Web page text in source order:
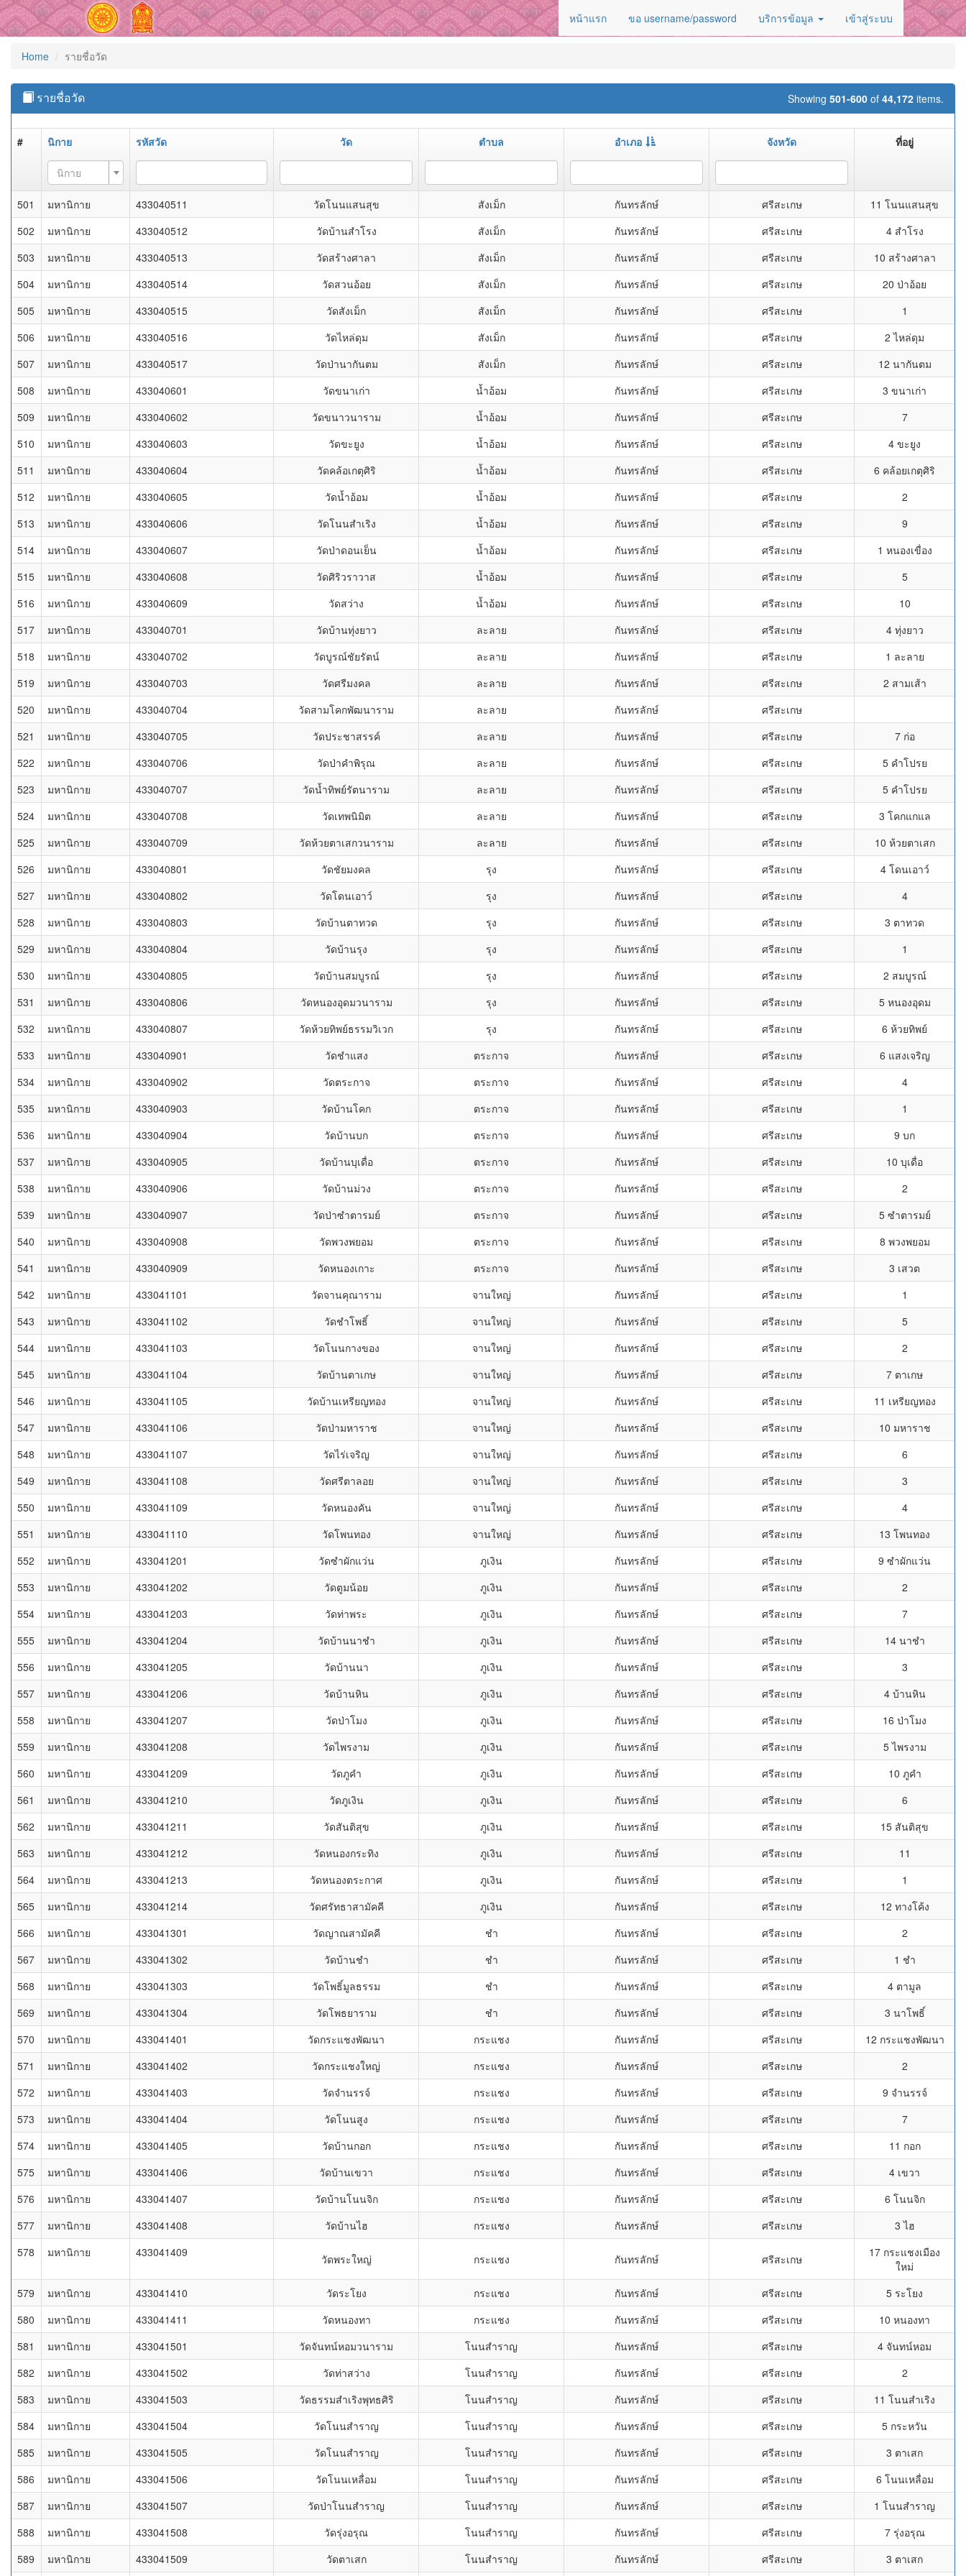
หน้าแรก ขอ username/password บริการข้อมูล เข้าสู่ระบบ
Home รายชื่อวัด
Showing 501-600 of 44,172 items.
รายชื่อวัด
# นิกาย รหัสวัด วัด ตำบล อำเภอ จังหวัด ที่อยู่
นิกาย
501 มหานิกาย 433040511 วัดโนนแสนสุข สังเม็ก กันทรลักษ์ ศรีสะเกษ
11 โนนแสนสุข
502
มหานิกาย 433040512 วัดบ้านสำโรง สังเม็ก กันทรลักษ์ ศรีสะเกษ
4 สำโรง
503
มหานิกาย 433040513 วัดสร้างศาลา สังเม็ก กันทรลักษ์ ศรีสะเกษ
10 สร้างศาลา
504
มหานิกาย 433040514 วัดสวนอ้อย สังเม็ก กันทรลักษ์ ศรีสะเกษ
20 ป่าอ้อย
505
มหานิกาย 433040515 วัดสังเม็ก สังเม็ก กันทรลักษ์ ศรีสะเกษ
1
506
มหานิกาย 433040516 วัดไหล่ดุม สังเม็ก กันทรลักษ์ ศรีสะเกษ
2 ไหล่ดุม
507
มหานิกาย 433040517 วัดป่านากันตม สังเม็ก กันทรลักษ์ ศรีสะเกษ
12 นากันตม
508
มหานิกาย 433040601 วัดขนาเก่า น้ำอ้อม กันทรลักษ์ ศรีสะเกษ
3 ขนาเก่า
509
มหานิกาย 433040602 วัดขนาวนาราม น้ำอ้อม กันทรลักษ์ ศรีสะเกษ
7
510
มหานิกาย 433040603 วัดขะยูง น้ำอ้อม กันทรลักษ์ ศรีสะเกษ
4 ขะยูง
511
มหานิกาย 433040604 วัดคล้อเกตุศิริ น้ำอ้อม กันทรลักษ์ ศรีสะเกษ
6 คล้อยเกตุศิริ
512
มหานิกาย 433040605 วัดน้ำอ้อม น้ำอ้อม กันทรลักษ์ ศรีสะเกษ
2
513
มหานิกาย 433040606 วัดโนนสำเริง น้ำอ้อม กันทรลักษ์ ศรีสะเกษ
9
514
มหานิกาย 433040607 วัดป่าดอนเย็น น้ำอ้อม กันทรลักษ์ ศรีสะเกษ
1 หนองเขื่อง
515
มหานิกาย 433040608 วัดศิริวราวาส น้ำอ้อม กันทรลักษ์ ศรีสะเกษ
5
516
มหานิกาย 433040609 วัดสว่าง น้ำอ้อม กันทรลักษ์ ศรีสะเกษ
10
517
มหานิกาย 433040701 วัดบ้านทุ่งยาว ละลาย กันทรลักษ์ ศรีสะเกษ
4 ทุ่งยาว
518
มหานิกาย 433040702 วัดบูรณ์ชัยรัตน์ ละลาย กันทรลักษ์ ศรีสะเกษ
1 ละลาย
519
มหานิกาย 433040703 วัดศรีมงคล ละลาย กันทรลักษ์ ศรีสะเกษ
2 สามเส้า
520
มหานิกาย 433040704 วัดสามโคกพัฒนาราม ละลาย กันทรลักษ์
ศรีสะเกษ
521
มหานิกาย 433040705 วัดประชาสรรค์ ละลาย กันทรลักษ์ ศรีสะเกษ
7 ก่อ
522
มหานิกาย 433040706 วัดป่าคำพิรุณ ละลาย กันทรลักษ์ ศรีสะเกษ
5 คำโปรย
523
มหานิกาย 433040707 วัดน้ำทิพย์รัตนาราม ละลาย กันทรลักษ์ ศรีสะเกษ
5 คำโปรย
524
มหานิกาย 433040708 วัดเทพนิมิต ละลาย กันทรลักษ์ ศรีสะเกษ
3 โคกแกแล
525
มหานิกาย 433040709 วัดห้วยตาเสกวนาราม ละลาย กันทรลักษ์ ศรีสะเกษ
10 ห้วยตาเสก
526
มหานิกาย 433040801 วัดชัยมงคล รุง กันทรลักษ์ ศรีสะเกษ
4 โดนเอาว์
527
มหานิกาย 433040802 วัดโดนเอาว์ รุง กันทรลักษ์ ศรีสะเกษ
4
528
มหานิกาย 433040803 วัดบ้านตาทวด รุง กันทรลักษ์ ศรีสะเกษ
3 ตาทวด
529
มหานิกาย 433040804 วัดบ้านรุง รุง กันทรลักษ์ ศรีสะเกษ
1
530
มหานิกาย 433040805 วัดบ้านสมบูรณ์ รุง กันทรลักษ์ ศรีสะเกษ
2 สมบูรณ์
531
มหานิกาย 433040806 วัดหนองอุดมวนาราม รุง กันทรลักษ์ ศรีสะเกษ
5 หนองอุดม
532
มหานิกาย 433040807 วัดห้วยทิพย์ธรรมวิเวก รุง กันทรลักษ์ ศรีสะเกษ
6 ห้วยทิพย์
533
มหานิกาย 433040901 วัดชำแสง ตระกาจ กันทรลักษ์ ศรีสะเกษ
6 แสงเจริญ
534
มหานิกาย 433040902 วัดตระกาจ ตระกาจ กันทรลักษ์ ศรีสะเกษ
4
535
มหานิกาย 433040903 วัดบ้านโคก ตระกาจ กันทรลักษ์ ศรีสะเกษ
1
536
มหานิกาย 433040904 วัดบ้านบก ตระกาจ กันทรลักษ์ ศรีสะเกษ
9 บก
537
มหานิกาย 433040905 วัดบ้านบุเดื่อ ตระกาจ กันทรลักษ์ ศรีสะเกษ
10 บุเดื่อ
538
มหานิกาย 433040906 วัดบ้านม่วง ตระกาจ กันทรลักษ์ ศรีสะเกษ
2
539
มหานิกาย 433040907 วัดป่าซำตารมย์ ตระกาจ กันทรลักษ์ ศรีสะเกษ
5 ซำตารมย์
540
มหานิกาย 433040908 วัดพวงพยอม ตระกาจ กันทรลักษ์ ศรีสะเกษ
8 พวงพยอม
541
มหานิกาย 433040909 วัดหนองเกาะ ตระกาจ กันทรลักษ์ ศรีสะเกษ
3 เสวต
542
มหานิกาย 433041101 วัดจานคุณาราม จานใหญ่ กันทรลักษ์ ศรีสะเกษ
1
543
มหานิกาย 433041102 วัดชำโพธิ์ จานใหญ่ กันทรลักษ์ ศรีสะเกษ
5
544
มหานิกาย 433041103 วัดโนนกางของ จานใหญ่ กันทรลักษ์ ศรีสะเกษ
2
545
มหานิกาย 433041104 วัดบ้านตาเกษ จานใหญ่ กันทรลักษ์ ศรีสะเกษ
7 ตาเกษ
546
มหานิกาย 433041105 วัดบ้านเหรียญทอง จานใหญ่ กันทรลักษ์ ศรีสะเกษ
11 เหรียญทอง
547
มหานิกาย 433041106 วัดป่ามหาราช จานใหญ่ กันทรลักษ์ ศรีสะเกษ
10 มหาราช
548
มหานิกาย 433041107 วัดไร่เจริญ จานใหญ่ กันทรลักษ์ ศรีสะเกษ
6
549
มหานิกาย 433041108 วัดศรีตาลอย จานใหญ่ กันทรลักษ์ ศรีสะเกษ
3
550
มหานิกาย 433041109 วัดหนองคัน จานใหญ่ กันทรลักษ์ ศรีสะเกษ
4
551
มหานิกาย 433041110 วัดโพนทอง จานใหญ่ กันทรลักษ์ ศรีสะเกษ
13 โพนทอง
552
มหานิกาย 433041201 วัดซำผักแว่น ภูเงิน กันทรลักษ์ ศรีสะเกษ
9 ซำผักแว่น
553
มหานิกาย 433041202 วัดตูมน้อย ภูเงิน กันทรลักษ์ ศรีสะเกษ
2
554
มหานิกาย 433041203 วัดท่าพระ ภูเงิน กันทรลักษ์ ศรีสะเกษ
7
555
มหานิกาย 433041204 วัดบ้านนาชำ ภูเงิน กันทรลักษ์ ศรีสะเกษ
14 นาชำ
556
มหานิกาย 433041205 วัดบ้านนา ภูเงิน กันทรลักษ์ ศรีสะเกษ
3
557
มหานิกาย 433041206 วัดบ้านหิน ภูเงิน กันทรลักษ์ ศรีสะเกษ
4 บ้านหิน
558
มหานิกาย 433041207 วัดป่าโมง ภูเงิน กันทรลักษ์ ศรีสะเกษ
16 ป่าโมง
559
มหานิกาย 433041208 วัดไพรงาม ภูเงิน กันทรลักษ์ ศรีสะเกษ
5 ไพรงาม
560
มหานิกาย 433041209 วัดภูคำ ภูเงิน กันทรลักษ์ ศรีสะเกษ
10 ภูคำ
561
มหานิกาย 433041210 วัดภูเงิน ภูเงิน กันทรลักษ์ ศรีสะเกษ
6
562
มหานิกาย 433041211 วัดสันติสุข ภูเงิน กันทรลักษ์ ศรีสะเกษ
15 สันติสุข
563
มหานิกาย 433041212 วัดหนองกระทิง ภูเงิน กันทรลักษ์ ศรีสะเกษ
11
564
มหานิกาย 433041213 วัดหนองตระกาศ ภูเงิน กันทรลักษ์ ศรีสะเกษ
1
565
มหานิกาย 433041214 วัดศรัทธาสามัคคี ภูเงิน กันทรลักษ์ ศรีสะเกษ
12 ทางโค้ง
566
มหานิกาย 433041301 วัดญาณสามัคคี ชำ กันทรลักษ์ ศรีสะเกษ
2
567
มหานิกาย 433041302 วัดบ้านชำ ชำ กันทรลักษ์ ศรีสะเกษ
1 ชำ
568
มหานิกาย 433041303 วัดโพธิ์มูลธรรม ชำ กันทรลักษ์ ศรีสะเกษ
4 ตามูล
569
มหานิกาย 433041304 วัดโพธยาราม ชำ กันทรลักษ์ ศรีสะเกษ
3 นาโพธิ์
570
มหานิกาย 433041401 วัดกระแชงพัฒนา กระแชง กันทรลักษ์ ศรีสะเกษ
12 กระแชงพัฒนา
571
มหานิกาย 433041402 วัดกระแชงใหญ่ กระแชง กันทรลักษ์ ศรีสะเกษ
2
572
มหานิกาย 433041403 วัดจำนรรจ์ กระแชง กันทรลักษ์ ศรีสะเกษ
9 จำนรรจ์
573
มหานิกาย 433041404 วัดโนนสูง กระแชง กันทรลักษ์ ศรีสะเกษ
7
574
มหานิกาย 433041405 วัดบ้านกอก กระแชง กันทรลักษ์ ศรีสะเกษ
11 กอก
575
มหานิกาย 433041406 วัดบ้านเขวา กระแชง กันทรลักษ์ ศรีสะเกษ
4 เขวา
576
มหานิกาย 433041407 วัดบ้านโนนจิก กระแชง กันทรลักษ์ ศรีสะเกษ
6 โนนจิก
577
มหานิกาย 433041408 วัดบ้านไฮ กระแชง กันทรลักษ์ ศรีสะเกษ
3 ไฮ
578
มหานิกาย 433041409 วัดพระใหญ่ กระแชง กันทรลักษ์ ศรีสะเกษ
17 กระแชงเมือง
ใหม่
579
มหานิกาย 433041410 วัดระโยง กระแชง กันทรลักษ์ ศรีสะเกษ
5 ระโยง
580
มหานิกาย 433041411 วัดหนองทา กระแชง กันทรลักษ์ ศรีสะเกษ
10 หนองทา
581
มหานิกาย 433041501 วัดจันทน์หอมวนาราม โนนสำราญ กันทรลักษ์ ศรีสะเกษ
4 จันทน์หอม
582
มหานิกาย 433041502 วัดท่าสว่าง โนนสำราญ กันทรลักษ์ ศรีสะเกษ
2
583
มหานิกาย 433041503 วัดธรรมสำเริงพุทธศิริ โนนสำราญ กันทรลักษ์ ศรีสะเกษ
11 โนนสำเริง
584
มหานิกาย 433041504 วัดโนนสำราญ โนนสำราญ กันทรลักษ์ ศรีสะเกษ
5 กระหวัน
585
มหานิกาย 433041505 วัดโนนสำราญ โนนสำราญ กันทรลักษ์ ศรีสะเกษ
3 ตาเสก
586
มหานิกาย 433041506 วัดโนนเหลื่อม โนนสำราญ กันทรลักษ์ ศรีสะเกษ
6 โนนเหลื่อม
587
มหานิกาย 433041507 วัดป่าโนนสำราญ โนนสำราญ กันทรลักษ์ ศรีสะเกษ
1 โนนสำราญ
588
มหานิกาย 433041508 วัดรุ่งอรุณ โนนสำราญ กันทรลักษ์ ศรีสะเกษ
7 รุ่งอรุณ
589
มหานิกาย 433041509 วัดตาเสก โนนสำราญ กันทรลักษ์ ศรีสะเกษ 3 ตาเสก